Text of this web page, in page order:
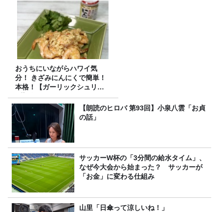
おうちにいながらハワイ気
分！ きざみにんにくで簡単！
本格！【ガーリックシュリン
プ】 桃屋のかんたんレシピ
【朗読のヒロバ 第93回】小泉八雲「お貞
の話」
サッカーW杯の「3分間の給水タイム」、
なぜ今大会から始まった？ サッカーが
「お金」に変わる仕組み
山里「日傘って涼しいね！」